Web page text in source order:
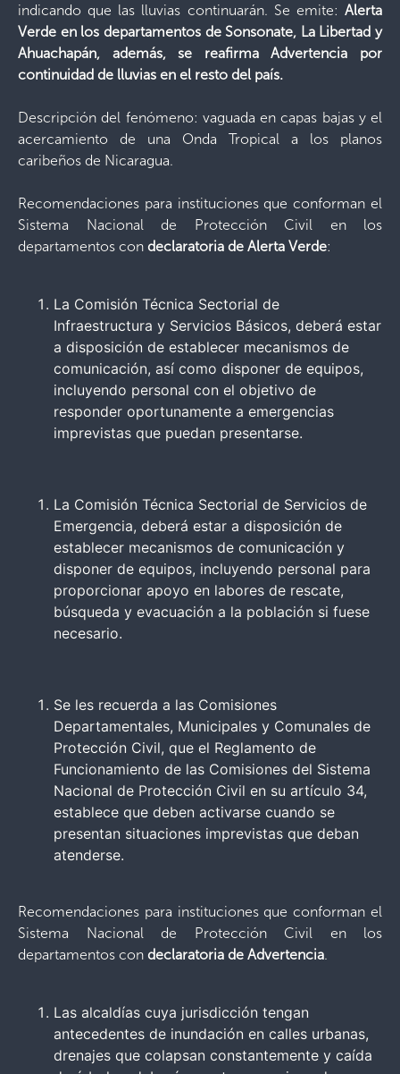
indicando que las lluvias continuarán. Se emite: Alerta
Verde en los departamentos de Sonsonate, La Libertad y
Ahuachapán, además, se reafirma Advertencia por
continuidad de lluvias en el resto del país.
Descripción del fenómeno: vaguada en capas bajas y el
acercamiento de una Onda Tropical a los planos
caribeños de Nicaragua.
Recomendaciones para instituciones que conforman el
Sistema Nacional de Protección Civil en los
departamentos con declaratoria de Alerta Verde:
La Comisión Técnica Sectorial de
Infraestructura y Servicios Básicos, deberá estar
a disposición de establecer mecanismos de
comunicación, así como disponer de equipos,
incluyendo personal con el objetivo de
responder oportunamente a emergencias
imprevistas que puedan presentarse.
La Comisión Técnica Sectorial de Servicios de
Emergencia, deberá estar a disposición de
establecer mecanismos de comunicación y
disponer de equipos, incluyendo personal para
proporcionar apoyo en labores de rescate,
búsqueda y evacuación a la población si fuese
necesario.
Se les recuerda a las Comisiones
Departamentales, Municipales y Comunales de
Protección Civil, que el Reglamento de
Funcionamiento de las Comisiones del Sistema
Nacional de Protección Civil en su artículo 34,
establece que deben activarse cuando se
presentan situaciones imprevistas que deban
atenderse.
Recomendaciones para instituciones que conforman el
Sistema Nacional de Protección Civil en los
departamentos con declaratoria de Advertencia.
Las alcaldías cuya jurisdicción tengan
antecedentes de inundación en calles urbanas,
drenajes que colapsan constantemente y caída